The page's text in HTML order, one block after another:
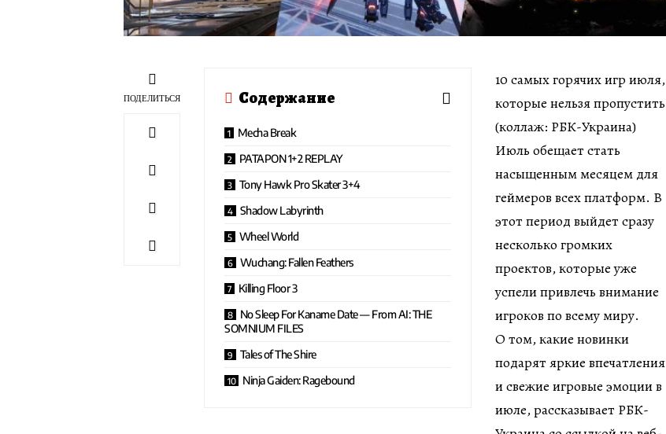
ПОДЕЛИТЬСЯ Содержание
Mecha Break
PATAPON 1+2 REPLAY
Tony Hawk Pro Skater 3+4
Shadow Labyrinth
Wheel World
Wuchang: Fallen Feathers
Killing Floor 3
No Sleep For Kaname Date — From AI: THE
SOMNIUM FILES
Tales of The Shire
Ninja Gaiden: Ragebound
10 самых горячих игр июля,
которые нельзя пропустить
(коллаж: РБК-Украина)
Июль обещает стать
насыщенным месяцем для
геймеров всех платформ. В
этот период выйдет сразу
несколько громких
проектов, которые уже
успели привлечь внимание
игроков по всему миру.
О том, какие новинки
подарят яркие впечатления
и свежие игровые эмоции в
июле, рассказывает РБК-